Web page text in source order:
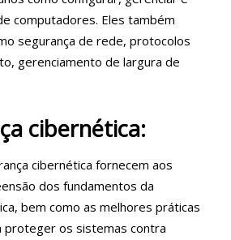
computadores. Eles também
segurança de rede, protocolos
gerenciamento de largura de
cibernética:
cibernética fornecem aos
dos fundamentos da
bem como as melhores práticas
proteger os sistemas contra